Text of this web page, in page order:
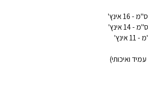
ס"מ - 16 אינץ'